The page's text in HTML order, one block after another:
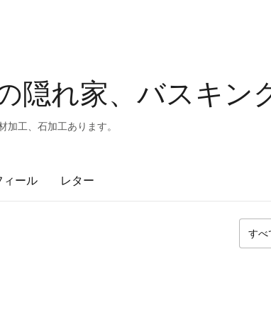
隠れ家、バスキン
加工、石加工あります。
ィール レター